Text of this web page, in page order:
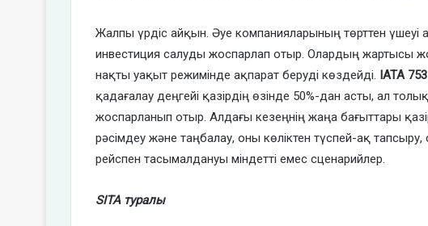
Жалпы үрдіс айқын. Әуе компанияларының төрттен үшеуі
инвестиция салуды жоспарлап отыр. Олардың жартысы
нақты уақыт режимінде ақпарат беруді көздейді. IATA
қадағалау деңгейі қазірдің өзінде 50%-дан асты, ал
жоспарланып отыр. Алдағы кезеңнің жаңа бағыттары
рәсімдеу және таңбалау, оны көліктен түспей-ақ
рейспен тасымалдануы міндетті емес сценарийлер.
SITA туралы